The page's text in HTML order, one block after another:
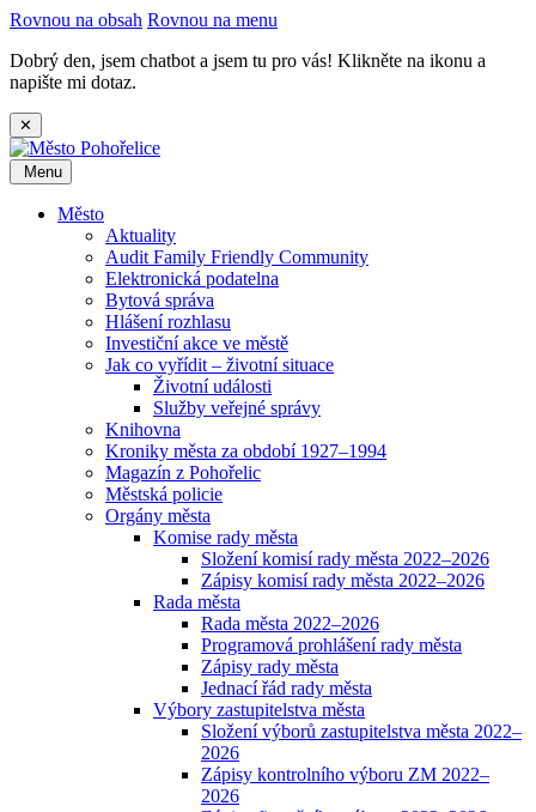
Rovnou na obsah Rovnou na menu
Dobrý den, jsem chatbot a jsem tu pro vás! Klikněte na ikonu a
napište mi dotaz.
✕
Menu
Město
Aktuality
Audit Family Friendly Community
Elektronická podatelna
Bytová správa
Hlášení rozhlasu
Investiční akce ve městě
Jak co vyřídit – životní situace
Životní události
Služby veřejné správy
Knihovna
Kroniky města za období 1927–1994
Magazín z Pohořelic
Městská policie
Orgány města
Komise rady města
Složení komisí rady města 2022–2026
Zápisy komisí rady města 2022–2026
Rada města
Rada města 2022–2026
Programová prohlášení rady města
Zápisy rady města
Jednací řád rady města
Výbory zastupitelstva města
Složení výborů zastupitelstva města 2022–
2026
Zápisy kontrolního výboru ZM 2022–
2026